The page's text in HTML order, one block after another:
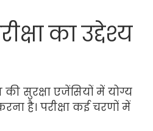
का उद्देश्य
की सुरक्षा एजेंसियों में योग्य
है। परीक्षा कई चरणों में